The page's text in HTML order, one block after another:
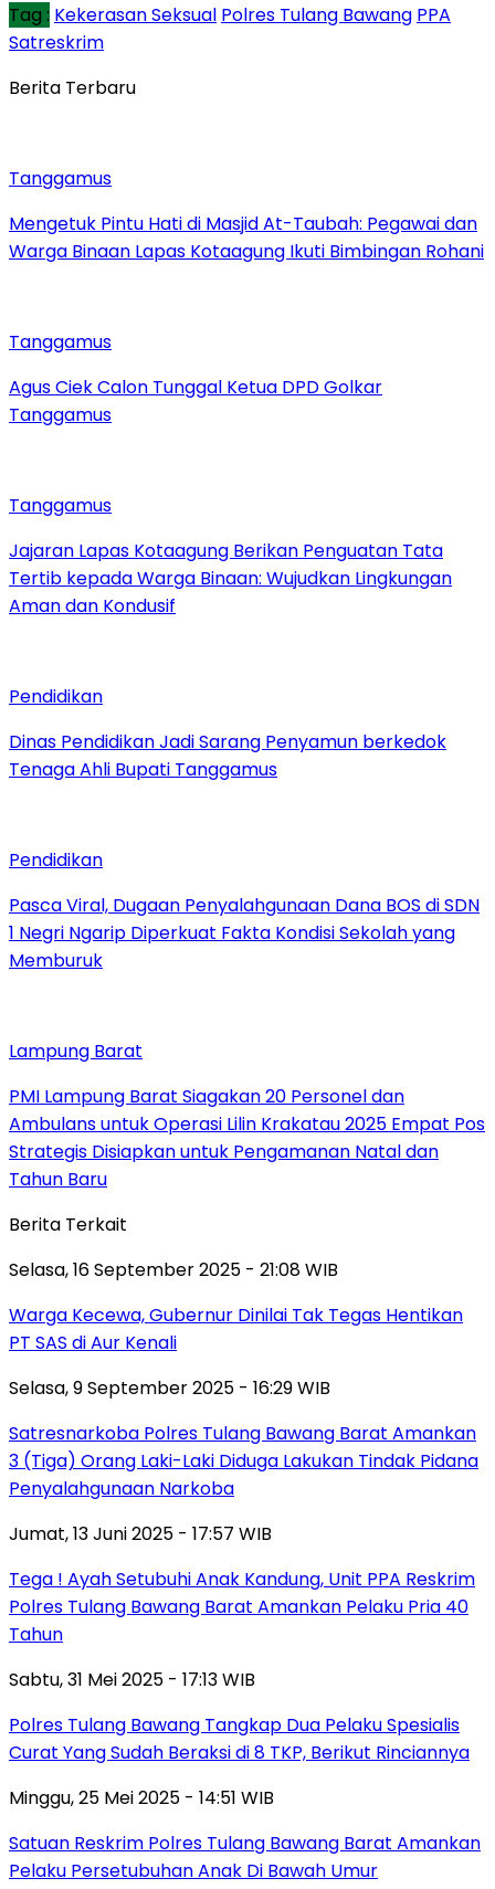
Tag : Kekerasan Seksual Polres Tulang Bawang PPA
Satreskrim
Berita Terbaru
Tanggamus
Mengetuk Pintu Hati di Masjid At-Taubah: Pegawai dan
Warga Binaan Lapas Kotaagung Ikuti Bimbingan Rohani
Tanggamus
Agus Ciek Calon Tunggal Ketua DPD Golkar
Tanggamus
Tanggamus
Jajaran Lapas Kotaagung Berikan Penguatan Tata
Tertib kepada Warga Binaan: Wujudkan Lingkungan
Aman dan Kondusif
Pendidikan
Dinas Pendidikan Jadi Sarang Penyamun berkedok
Tenaga Ahli Bupati Tanggamus
Pendidikan
Pasca Viral, Dugaan Penyalahgunaan Dana BOS di SDN
1 Negri Ngarip Diperkuat Fakta Kondisi Sekolah yang
Memburuk
Lampung Barat
PMI Lampung Barat Siagakan 20 Personel dan
Ambulans untuk Operasi Lilin Krakatau 2025 Empat Pos
Strategis Disiapkan untuk Pengamanan Natal dan
Tahun Baru
Berita Terkait
Selasa, 16 September 2025 - 21:08 WIB
Warga Kecewa, Gubernur Dinilai Tak Tegas Hentikan
PT SAS di Aur Kenali
Selasa, 9 September 2025 - 16:29 WIB
Satresnarkoba Polres Tulang Bawang Barat Amankan
3 (Tiga) Orang Laki-Laki Diduga Lakukan Tindak Pidana
Penyalahgunaan Narkoba
Jumat, 13 Juni 2025 - 17:57 WIB
Tega ! Ayah Setubuhi Anak Kandung, Unit PPA Reskrim
Polres Tulang Bawang Barat Amankan Pelaku Pria 40
Tahun
Sabtu, 31 Mei 2025 - 17:13 WIB
Polres Tulang Bawang Tangkap Dua Pelaku Spesialis
Curat Yang Sudah Beraksi di 8 TKP, Berikut Rinciannya
Minggu, 25 Mei 2025 - 14:51 WIB
Satuan Reskrim Polres Tulang Bawang Barat Amankan
Pelaku Persetubuhan Anak Di Bawah Umur